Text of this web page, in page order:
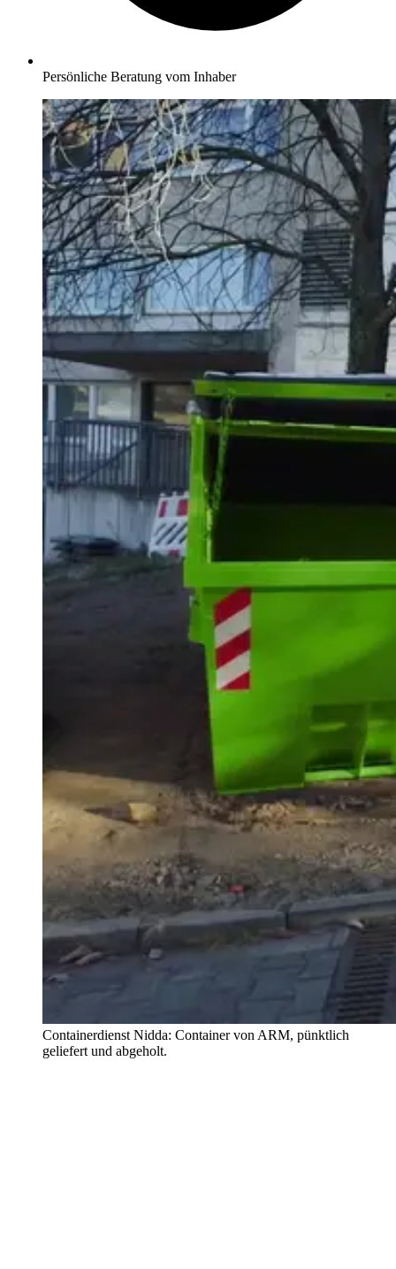
Persönliche Beratung vom Inhaber
Containerdienst Nidda: Container von ARM, pünktlich
geliefert und abgeholt.